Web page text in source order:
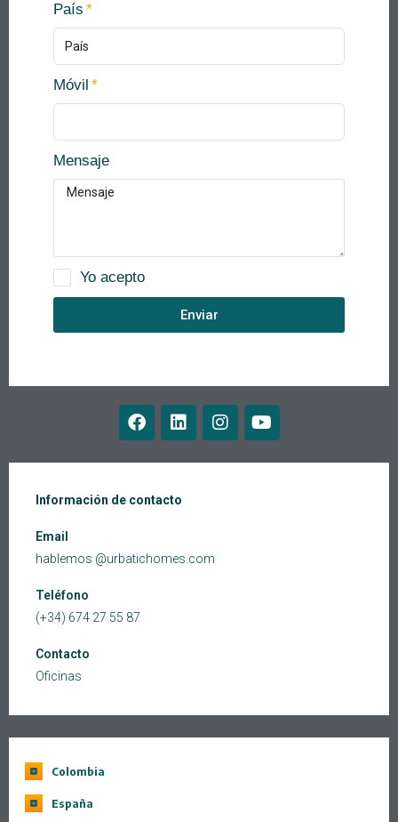
País
Móvil
Mensaje
Yo acepto
Enviar
Información de contacto
Email
hablemos @urbatichomes.com
Teléfono
(+34) 674 27 55 87
Contacto
Oficinas
Colombia
España